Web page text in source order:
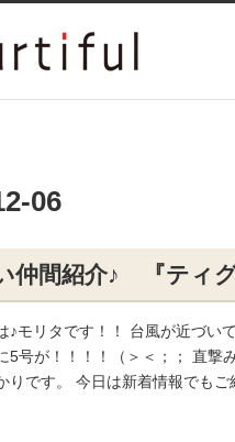
06
仲間紹介♪ 『ティグ
♪モリタです！！ 台風が近づい
5号が！！！！（＞＜；； 直撃
りです。 今日は新着情報でも